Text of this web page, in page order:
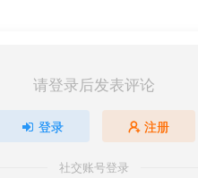
请登录后发表评论
登录 注册
社交账号登录